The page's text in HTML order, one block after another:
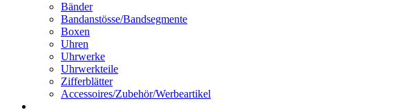
Bänder
Bandanstösse/Bandsegmente
Boxen
Uhren
Uhrwerke
Uhrwerkteile
Zifferblätter
Accessoires/Zubehör/Werbeartikel